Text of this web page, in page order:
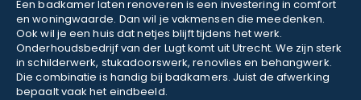
Een badkamer laten renoveren is een investering in comfort
en woningwaarde. Dan wil je vakmensen die meedenken.
Ook wil je een huis dat netjes blijft tijdens het werk.
Onderhoudsbedrijf van der Lugt komt uit Utrecht. We zijn sterk
in schilderwerk, stukadoorswerk, renovlies en behangwerk.
Die combinatie is handig bij badkamers. Juist de afwerking
bepaalt vaak het eindbeeld.